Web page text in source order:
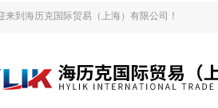
来到海历克国际贸易（上海）有限公司！